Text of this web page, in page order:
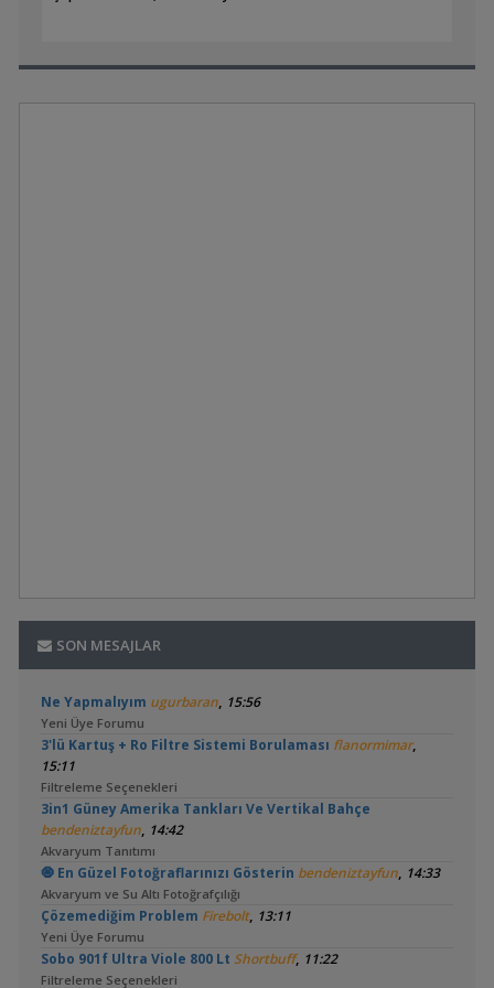
SON MESAJLAR
Ne Yapmalıyım ugurbaran, 15:56
Yeni Üye Forumu
3'lü Kartuş + Ro Filtre Sistemi Borulaması flanormimar,
15:11
Filtreleme Seçenekleri
3in1 Güney Amerika Tankları Ve Vertikal Bahçe
bendeniztayfun, 14:42
Akvaryum Tanıtımı
🧿 En Güzel Fotoğraflarınızı Gösterin bendeniztayfun, 14:33
Akvaryum ve Su Altı Fotoğrafçılığı
Çözemediğim Problem Firebolt, 13:11
Yeni Üye Forumu
Sobo 901f Ultra Viole 800 Lt Shortbuff, 11:22
Filtreleme Seçenekleri